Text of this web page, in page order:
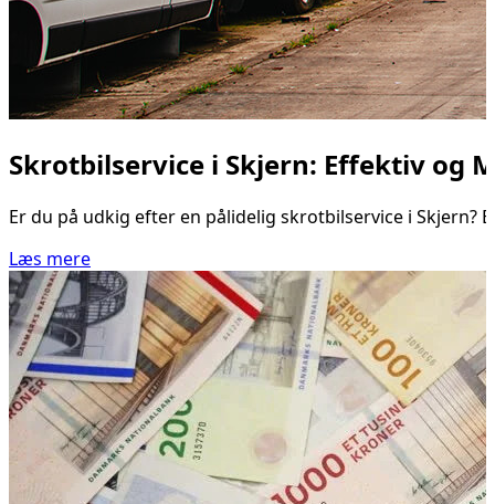
Skrotbilservice i Skjern: Effektiv og
Er du på udkig efter en pålidelig skrotbilservice i
Læs mere